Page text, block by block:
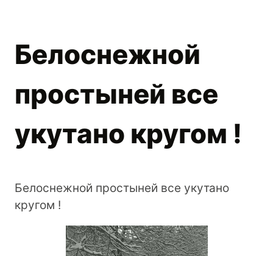
Белоснежной
простыней все
укутано кругом !
Белоснежной простыней все укутано
кругом !